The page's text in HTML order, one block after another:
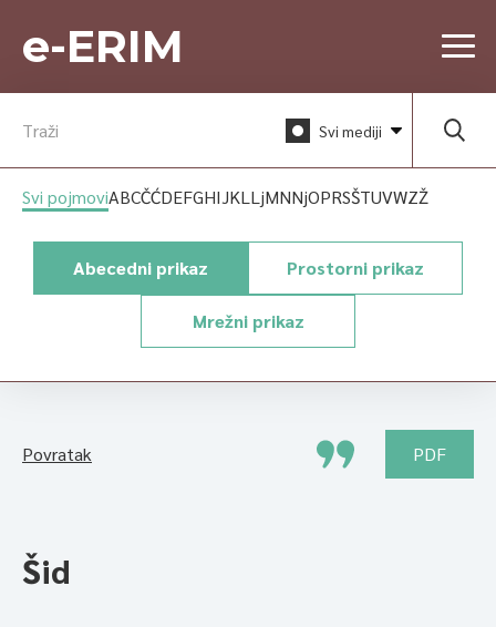
e-ERIM
Povratak PDF
Šid
Svi mediji
Svi pojmoviABCČĆDEFGHIJKL LjMNNjOPRSŠTUVWZŽ
Abecedni prikaz Prostorni prikaz
Mrežni prikaz